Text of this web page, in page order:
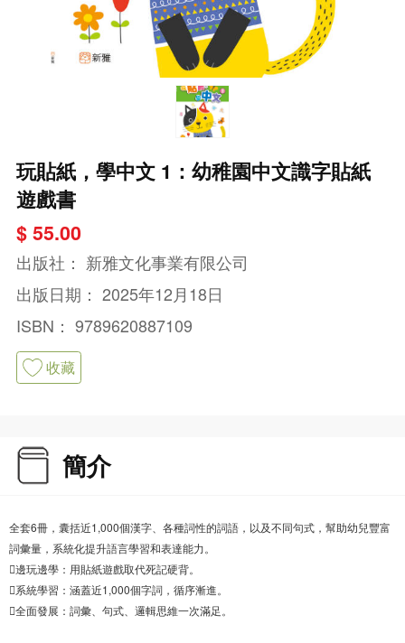
玩貼紙，學中文 1：幼稚園中文識字貼紙
遊戲書
$ 55.00
出版社： 新雅文化事業有限公司
出版日期： 2025年12月18日
ISBN： 9789620887109
收藏
簡介
全套6冊，囊括近1,000個漢字、各種詞性的詞語，以及不同句式，幫助幼兒豐富
詞彙量，系統化提升語言學習和表達能力。
邊玩邊學：用貼紙遊戲取代死記硬背。
系統學習：涵蓋近1,000個字詞，循序漸進。
全面發展：詞彙、句式、邏輯思維一次滿足。